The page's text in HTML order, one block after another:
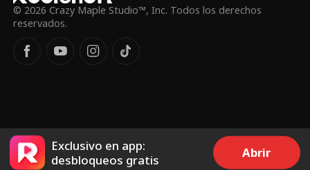
© 2026 Crazy Maple Studio™, Inc. Todos los derechos
reservados.
Exclusivo en app:
desbloqueos gratis
Abrir